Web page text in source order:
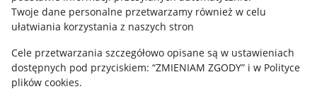
Twoje dane personalne przetwarzamy również w celu
ułatwiania korzystania z naszych stron
Cele przetwarzania szczegółowo opisane są w ustawieniach
dostępnych pod przyciskiem: “ZMIENIAM ZGODY” i w Polityce
plików cookies.
Udostępnianie lokalizacji
Informacje dla Aktu o Usługach Cyfrowych
Pobierz aplikację